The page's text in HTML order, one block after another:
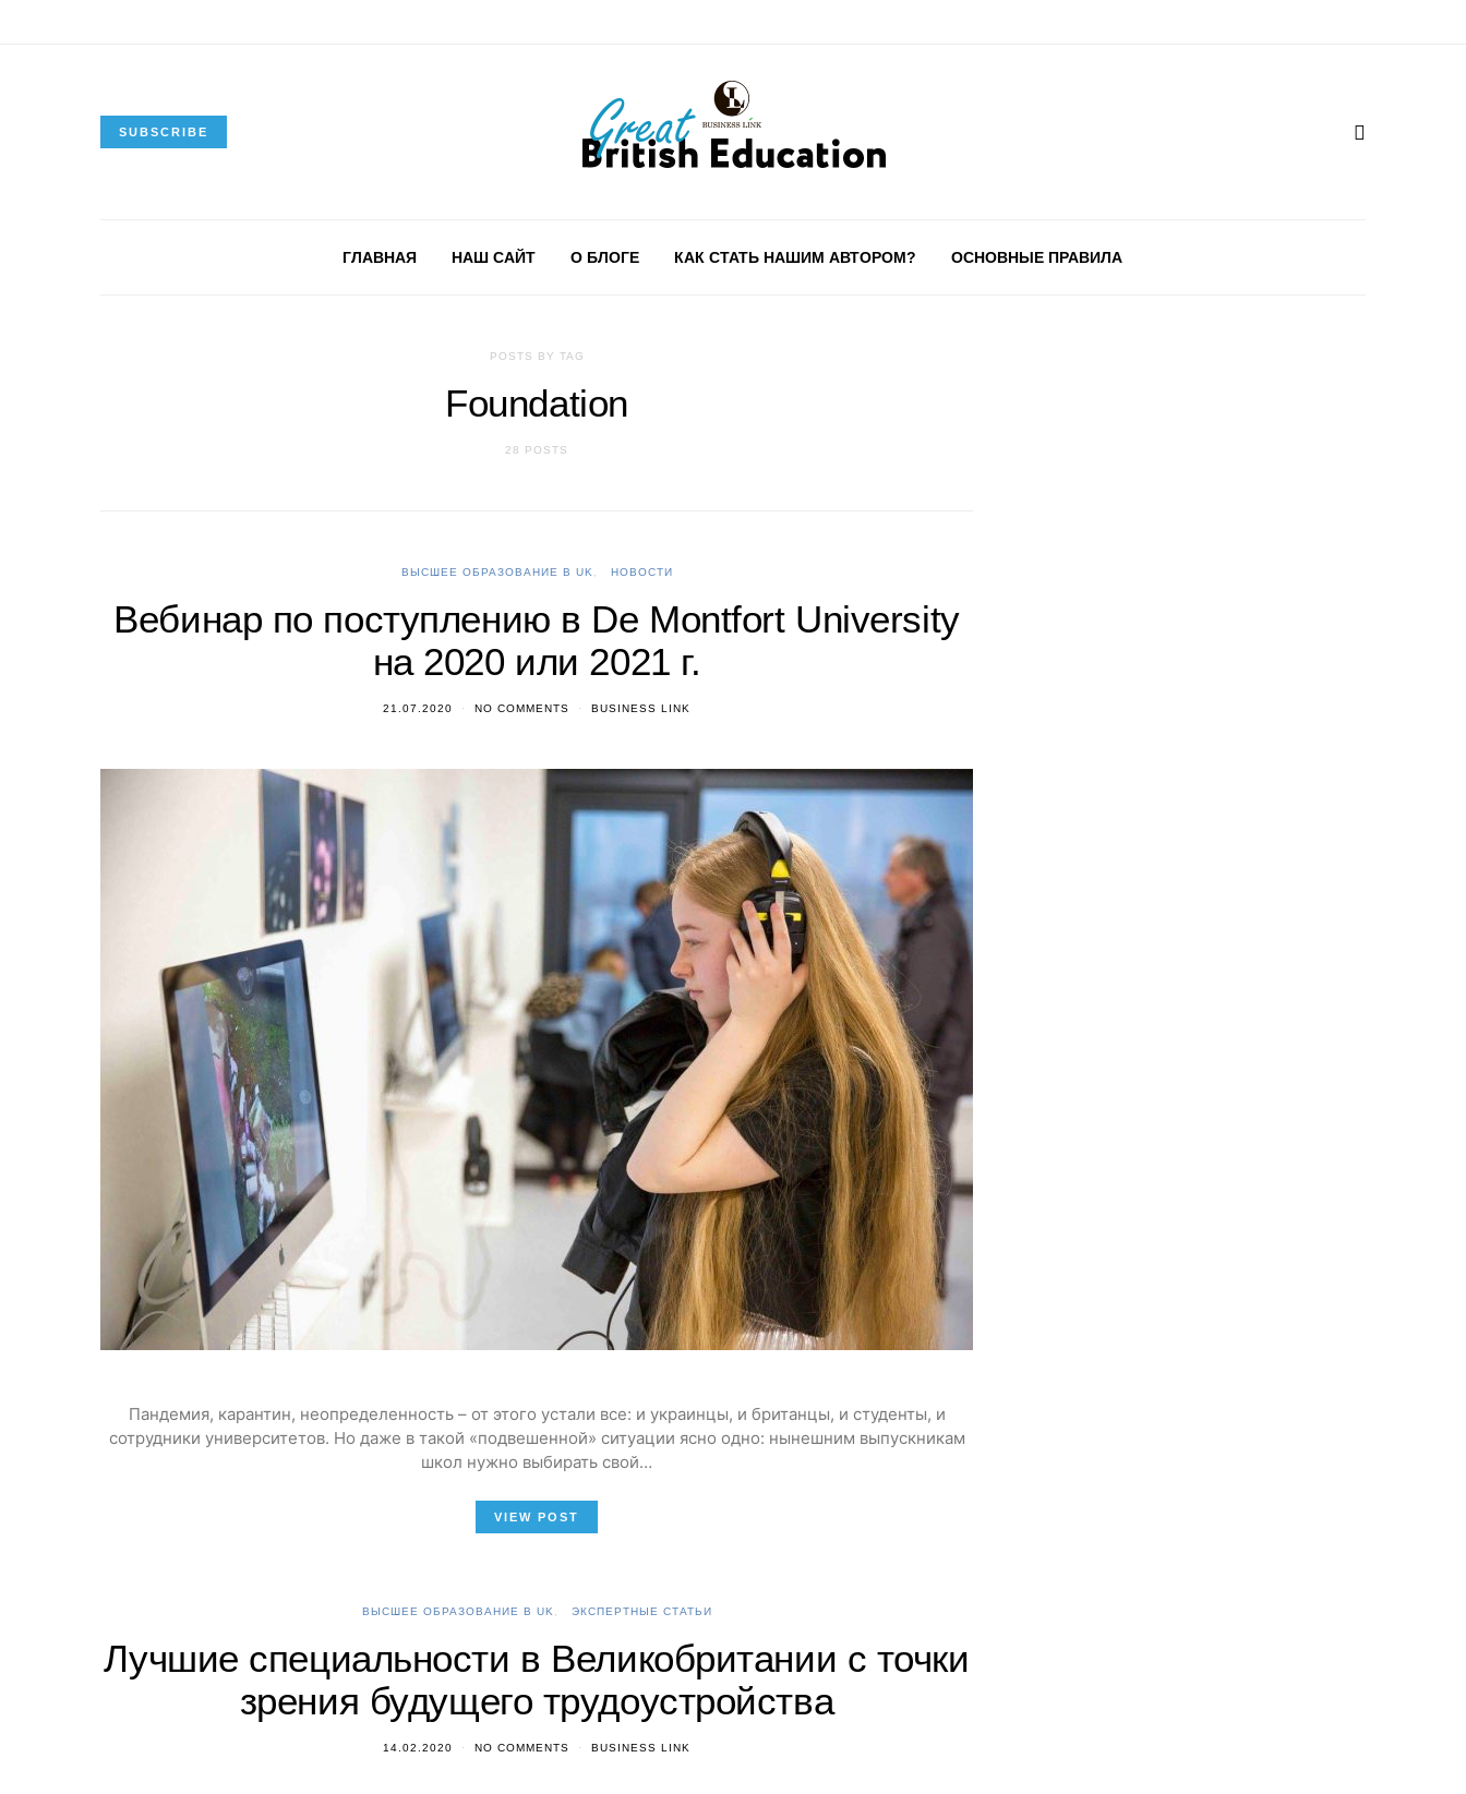
SUBSCRIBE
ГЛАВНАЯ НАШ САЙТ О БЛОГЕ КАК СТАТЬ НАШИМ АВТОРОМ? ОСНОВНЫЕ ПРАВИЛА
POSTS BY TAG
Foundation
28 POSTS
ВЫСШЕЕ ОБРАЗОВАНИЕ В UK НОВОСТИ
Вебинар по поступлению в De Montfort University
на 2020 или 2021 г.
21.07.2020 NO COMMENTS BUSINESS LINK
Пандемия, карантин, неопределенность – от этого устали все: и украинцы, и британцы, и студенты, и
сотрудники университетов. Но даже в такой «подвешенной» ситуации ясно одно: нынешним выпускникам
школ нужно выбирать свой…
VIEW POST
ВЫСШЕЕ ОБРАЗОВАНИЕ В UK ЭКСПЕРТНЫЕ СТАТЬИ
Лучшие специальности в Великобритании с точки
зрения будущего трудоустройства
14.02.2020 NO COMMENTS BUSINESS LINK